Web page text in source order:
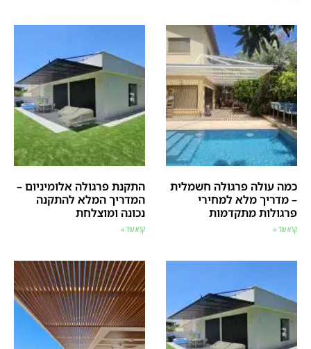
כמה עולה פרגולה חשמלית
– מדריך מלא למחירי
פרגולות מתקדמות
קרא עוד »
התקנת פרגולה אלומיניום –
המדריך המלא להתקנה
נכונה ומוצלחת
קרא עוד »